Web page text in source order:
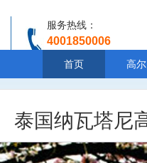
服务热线：
4001850006
首页 高
泰国纳瓦塔尼